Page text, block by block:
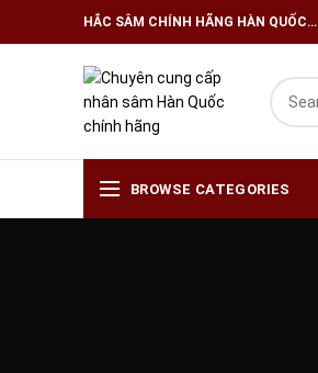
HẮC SÂM CHÍNH HÃNG HÀN QUỐC…
BROWSE CATEGORIES